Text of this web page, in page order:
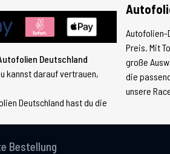
Deutschland
kannst darauf vertrauen,
Deutschland hast du die
Autofolien-
Preis. Mit
große
die
unsere
Bestellung